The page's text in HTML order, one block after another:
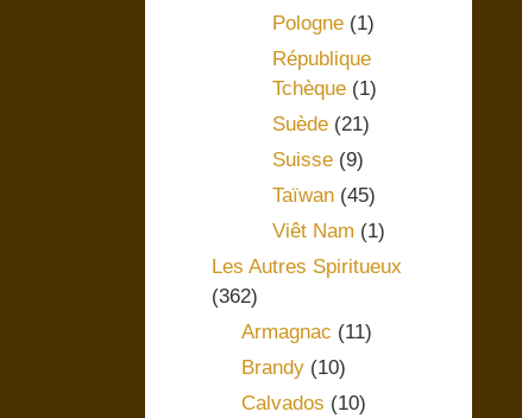
Pologne(1)
République
Tchèque(1)
Suède(21)
Suisse(9)
Taïwan(45)
Viêt Nam (1)
Les Autres Spiritueux
(362)
Armagnac (11)
Brandy (10)
Calvados (10)